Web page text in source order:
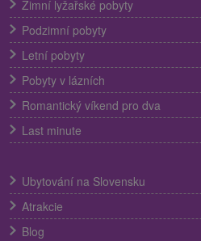
Zimní lyžařské pobyty
Podzimní pobyty
Letní pobyty
Pobyty v lázních
Romantický víkend pro dva
Last minute
Ubytování na Slovensku
Atrakcie
Blog